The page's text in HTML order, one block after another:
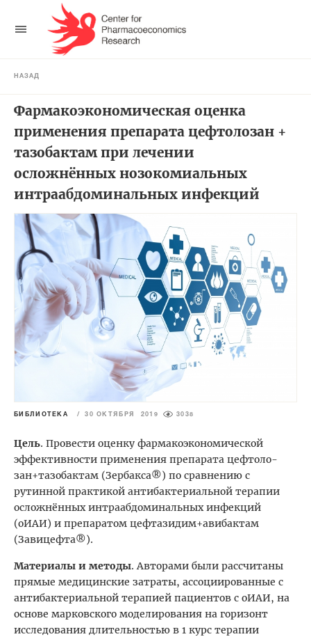
НАЗАД
Фармакоэкономическая оценка
применения препарата цефтолозан +
тазобактам при лечении
осложнённых нозокомиальных
интраабдоминальных инфекций
БИБЛИОТЕКА / 30 ОКТЯБРЯ 2019 3038
Цель. Провести оценку фармакоэкономической
эффективности применения препарата цефтоло-
зан+тазобактам (Зербакса®) по сравнению с
рутинной практикой антибактериальной терапии
осложнённых интраабдоминальных инфекций
(оИАИ) и препаратом цефтазидим+авибактам
(Завицефта®).
Материалы и методы. Авторами были рассчитаны
прямые медицинские затраты, ассоциированные с
антибактериальной терапией пациентов с оИАИ, на
основе марковского моделирования на горизонт
исследования длительностью в 1 курс терапии